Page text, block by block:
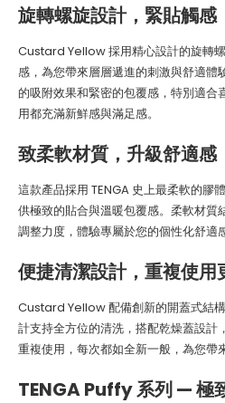
旋轉螺旋設計，緊貼觸感
Custard Yellow 採用精心設計的旋轉
感，為您帶來層層遞進的刺激與舒適體
的吸附效果和緊密的包覆感，特別適合
用都充滿新鮮感與滿足感。
致柔軟材質，升級舒適感
這款產品採用 TENGA 史上最柔軟的膠
供極致的貼合與溫暖包覆感。柔軟材質
調整力度，體驗專屬於您的個性化舒適感
便捷清潔設計，重複使用
Custard Yellow 配備創新的開蓋式結
計支持全方位的清洗，搭配乾燥蓋設計
重複使用，每次都如全新一般，為您帶
TENGA Puffy 系列 — 極